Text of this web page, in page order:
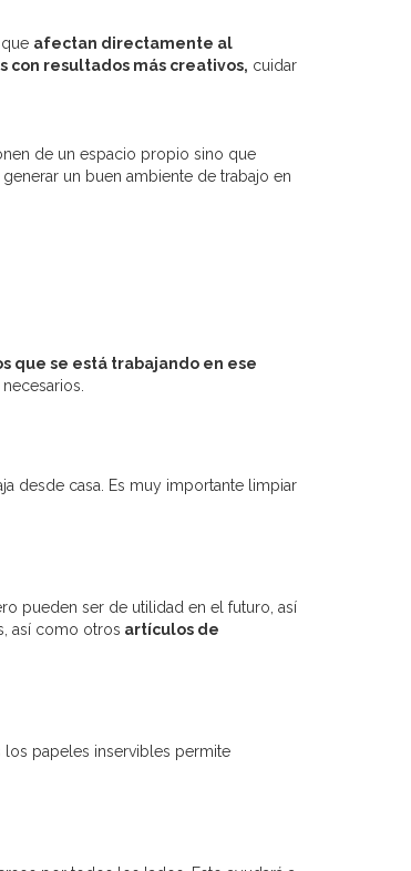
afectan directamente al
con resultados más creativos, cuidar
de un espacio propio sino que
un buen ambiente de trabajo en
que se está trabajando en ese
desde casa. Es muy importante limpiar
pueden ser de utilidad en el futuro, así
así como otros artículos de
los papeles inservibles permite